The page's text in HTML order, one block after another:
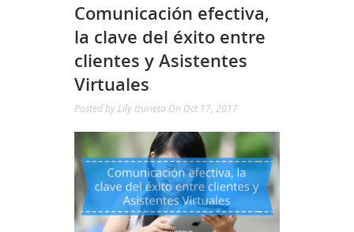
Comunicación efectiva,
la clave del éxito entre
clientes y Asistentes
Virtuales
Posted by Lily Izurieta On Oct 17, 2017